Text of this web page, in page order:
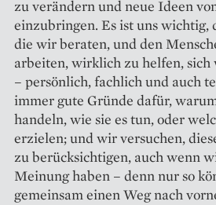
zu verändern und neue Ideen
einzubringen. Es ist uns wichtig,
die wir beraten, und den
arbeiten, wirklich zu helfen,
– persönlich, fachlich und auch
immer gute Gründe dafür,
handeln, wie sie es tun, oder
erzielen; und wir versuchen,
zu berücksichtigen, auch wenn
Meinung haben – denn nur so
gemeinsam einen Weg nach